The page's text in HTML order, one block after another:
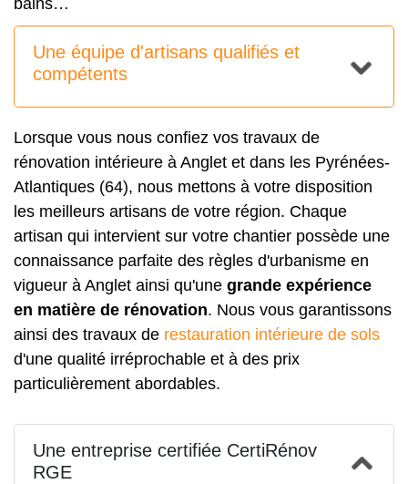
bains…
Une équipe d'artisans qualifiés et
compétents
Lorsque vous nous confiez vos travaux de
rénovation intérieure à Anglet et dans les Pyrénées-
Atlantiques (64), nous mettons à votre disposition
les meilleurs artisans de votre région. Chaque
artisan qui intervient sur votre chantier possède une
connaissance parfaite des règles d'urbanisme en
vigueur à Anglet ainsi qu'une grande expérience
en matière de rénovation. Nous vous garantissons
ainsi des travaux de restauration intérieure de sols
d'une qualité irréprochable et à des prix
particulièrement abordables.
Une entreprise certifiée CertiRénov
RGE